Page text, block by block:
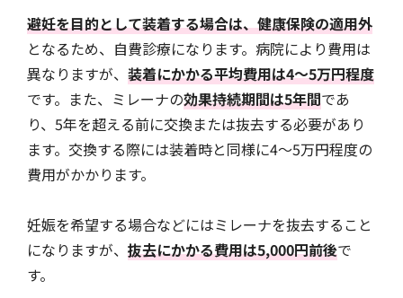
避妊を目的として装着する場合は、健康保険の適用外
となるため、自費診療になります。病院により費用は
異なりますが、 装着にかかる平均費用は4～5万円程度
です。また、ミレーナの効果持続期間は5年間であ
り、5年を超える前に交換または抜去する必要があり
ます。交換する際には装着時と同様に4～5万円程度の
費用がかかります。
妊娠を希望する場合などにはミレーナを抜去すること
になりますが、 抜去にかかる費用は5,000円前後で
す。